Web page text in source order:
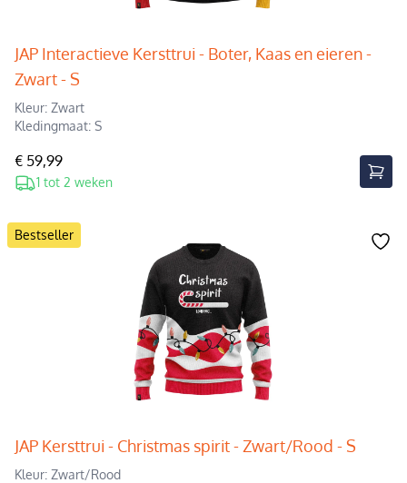
JAP Interactieve Kersttrui - Boter, Kaas en eieren -
Zwart - S
Kleur: Zwart
Kledingmaat: S
€ 59,99
1 tot 2 weken
Bestseller
JAP Kersttrui - Christmas spirit - Zwart/Rood - S
Kleur: Zwart/Rood